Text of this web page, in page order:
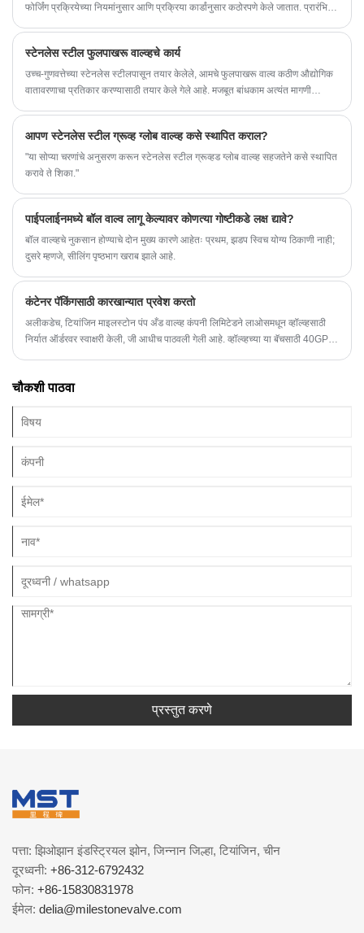
फोर्जिंग प्रक्रियेच्या नियमांनुसार आणि प्रक्रिया कार्डांनुसार कठोरपणे केले जातात. प्रारंभिक
स्टेनलेस स्टील फुलपाखरू वाल्व्हचे कार्य
उच्च-गुणवत्तेच्या स्टेनलेस स्टीलपासून तयार केलेले, आमचे फुलपाखरू वाल्व कठीण औद्योगिक
वातावरणाचा प्रतिकार करण्यासाठी तयार केले गेले आहे. मजबूत बांधकाम अत्यंत मागणी
आपण स्टेनलेस स्टील ग्रूव्ह ग्लोब वाल्व्ह कसे स्थापित कराल?
"या सोप्या चरणांचे अनुसरण करून स्टेनलेस स्टील ग्रूव्हड ग्लोब वाल्व्ह सहजतेने कसे स्थापित
करावे ते शिका."
पाईपलाईनमध्ये बॉल वाल्व लागू केल्यावर कोणत्या गोष्टीकडे लक्ष द्यावे?
बॉल वाल्व्हचे नुकसान होण्याचे दोन मुख्य कारणे आहेतः प्रथम, झडप स्विच योग्य ठिकाणी नाही;
दुसरे म्हणजे, सीलिंग पृष्ठभाग खराब झाले आहे.
कंटेनर पॅकिंगसाठी कारखान्यात प्रवेश करतो
अलीकडेच, टियांजिन माइलस्टोन पंप अँड वाल्व्ह कंपनी लिमिटेडने लाओसमधून व्हॉल्व्हसाठी
निर्यात ऑर्डरवर स्वाक्षरी केली, जी आधीच पाठवली गेली आहे. व्हॉल्व्हच्या या बॅचसाठी 40GP
चौकशी पाठवा
प्रस्तुत करणे
पत्ता: झिओझान इंडस्ट्रियल झोन, जिन्नान जिल्हा, टियांजिन, चीन
दूरध्वनी: +86-312-6792432
फोन: +86-15830831978
ईमेल: delia@milestonevalve.com